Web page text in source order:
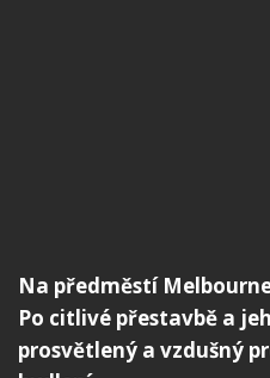
Na předměstí
Po citlivé přestavbě a
prosvětlený a vzdušný